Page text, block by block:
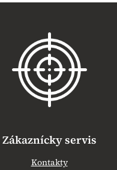
Zákaznícky servis
Kontakty